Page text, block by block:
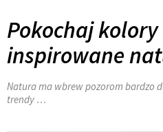
Pokochaj
inspirowane
Natura ma wbrew pozorom bardzo
trendy …